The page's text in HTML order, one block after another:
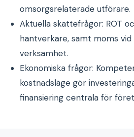
omsorgsrelaterade utförare.
Aktuella skattefrågor: ROT
hantverkare, samt moms vid
verksamhet.
Ekonomiska frågor:
kostnadsläge gör
finansiering centrala för